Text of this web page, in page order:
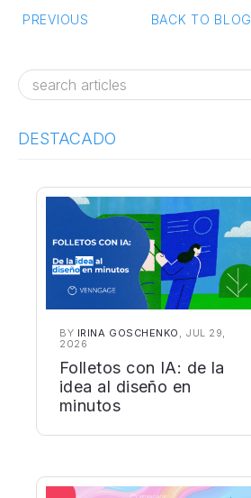
PREVIOUS BACK TO BLOG
DESTACADO
BY IRINA GOSCHENKO , JUL 29,
2026
Folletos con IA: de la
idea al diseño en
minutos